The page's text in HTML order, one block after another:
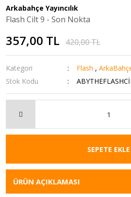
Arkabahçe Yayıncılık
Flash Cilt 9 - Son Nokta
357,00 TL 420,00 TL
Kategori Flash ,
Stok Kodu
SEPETE EKLE
ÜRÜN AÇIKLAMASI